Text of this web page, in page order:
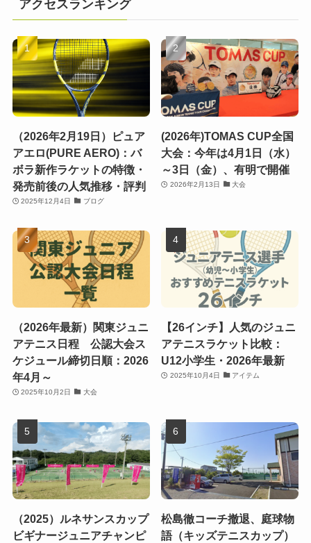
アクセスランキング
（2026年2月19日）ピュア
アエロ(PURE AERO)：バ
ボラ新作ラケットの特徴・
発売前後の人気推移・評判
2025年12月4日 ブログ
(2026年)TOMAS CUP全国
大会：今年は4月1日（水）
～3日（金）、有明で開催
2026年2月13日 大会
（2026年最新）関東ジュニ
アテニス日程 公認大会ス
ケジュール締切日順：2026
年4月～
2025年10月2日 大会
【26インチ】人気のジュニ
アテニスラケット比較：
U12小学生・2026年最新
2025年10月4日 アイテム
（2025）ルネサンスカップ
ビギナージュニアチャンピ
松島徹コーチ撤退、庭球物
語（キッズテニスカップ）